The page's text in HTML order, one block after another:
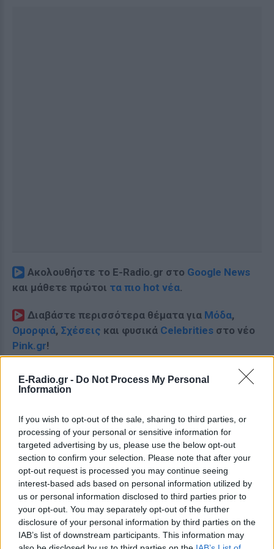
E-Radio.gr - Do Not Process My Personal
Information
If you wish to opt-out of the sale, sharing to third parties, or
processing of your personal or sensitive information for
targeted advertising by us, please use the below opt-out
section to confirm your selection. Please note that after your
opt-out request is processed you may continue seeing
interest-based ads based on personal information utilized by
us or personal information disclosed to third parties prior to
your opt-out. You may separately opt-out of the further
disclosure of your personal information by third parties on the
IAB’s list of downstream participants. This information may
Ακολουθήστε το E-Radio.gr στο Google News
και μάθετε πρώτοι τα πιο hot νέα.
Διαβάστε περισσότερα θέματα για Μόδα,
Ομορφιά, Σχέσεις και φυσικά Celebrities στο νέο
Pink.gr!
Ακολουθήστε το E-Radio.gr και στο Instagram